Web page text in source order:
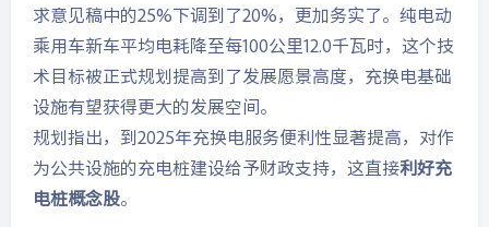
求意见稿中的25%下调到了20%，更加务实了。纯电动
乘用车新车平均电耗降至每100公里12.0千瓦时，这个技
术目标被正式规划提高到了发展愿景高度，充换电基础
设施有望获得更大的发展空间。
规划指出，到2025年充换电服务便利性显著提高，对作
为公共设施的充电桩建设给予财政支持，这直接利好充
电桩概念股。